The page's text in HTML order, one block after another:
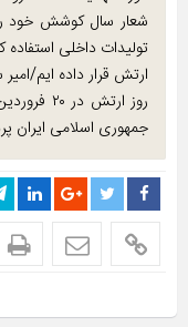
شعار سال کوشش خود را
تولیدات داخلی استفاده
ارتش قرار داده ایم/
روز
جمهوری اسلامی ایران